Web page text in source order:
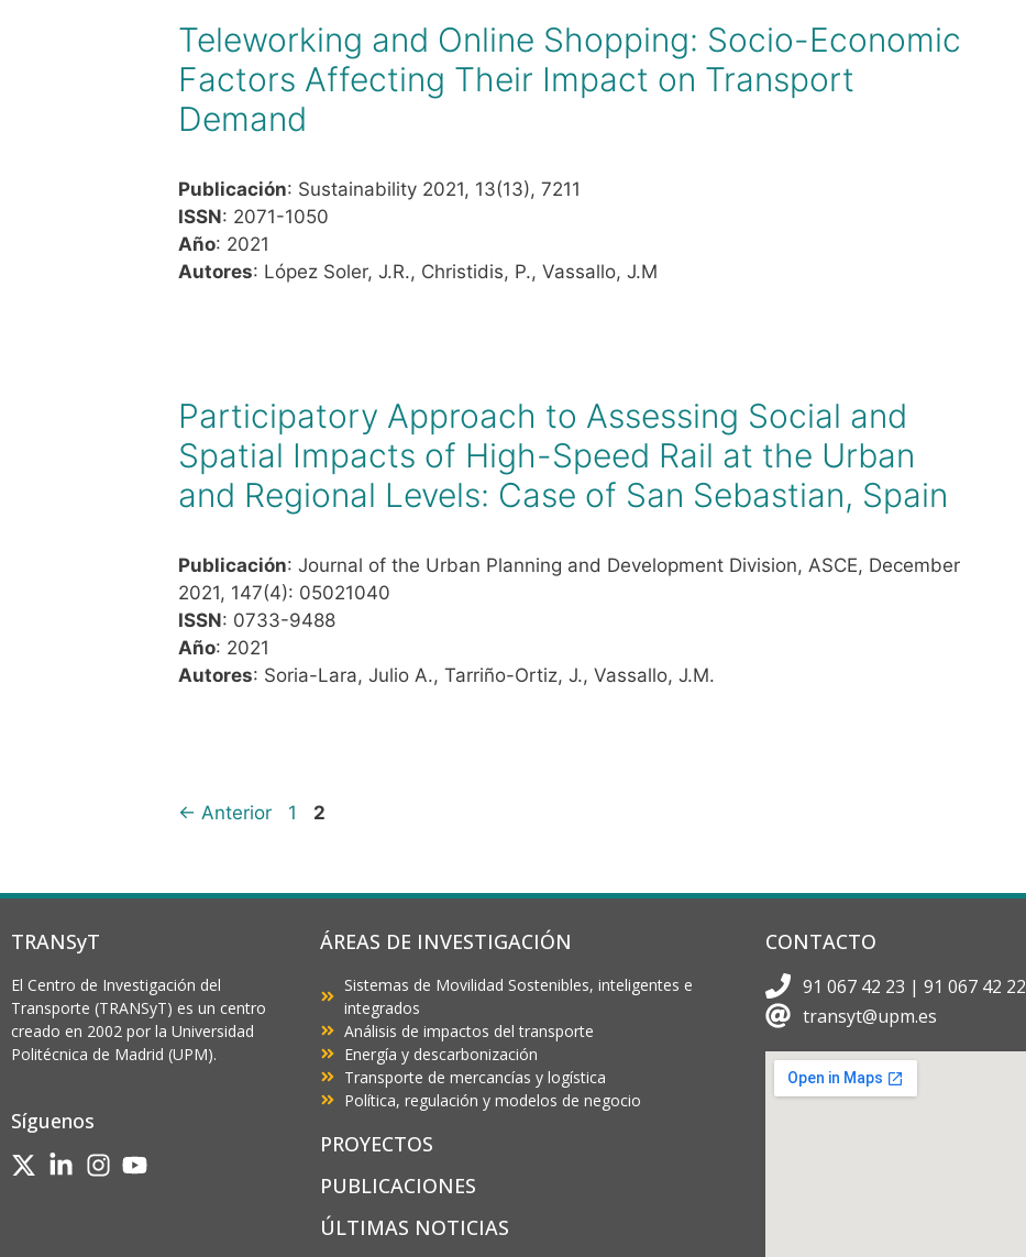
Teleworking and Online Shopping: Socio-Economic
Factors Affecting Their Impact on Transport
Demand
Publicación: Sustainability 2021, 13(13), 7211
ISSN: 2071-1050
Año: 2021
Autores: López Soler, J.R., Christidis, P., Vassallo, J.M
Participatory Approach to Assessing Social and
Spatial Impacts of High-Speed Rail at the Urban
and Regional Levels: Case of San Sebastian, Spain
Publicación: Journal of the Urban Planning and Development Division, ASCE, December
2021, 147(4): 05021040
ISSN: 0733-9488
Año: 2021
Autores: Soria-Lara, Julio A., Tarriño-Ortiz, J., Vassallo, J.M.
← Anterior 1 2
TRANSyT
El Centro de Investigación del
Transporte (TRANSyT) es un centro
creado en 2002 por la Universidad
Politécnica de Madrid (UPM).
Síguenos
ÁREAS DE INVESTIGACIÓN
Sistemas de Movilidad Sostenibles, inteligentes e
integrados
Análisis de impactos del transporte
Energía y descarbonización
Transporte de mercancías y logística
Política, regulación y modelos de negocio
PROYECTOS
PUBLICACIONES
ÚLTIMAS NOTICIAS
CONTACTO
91 067 42 23 | 91 067 42 22
transyt@upm.es